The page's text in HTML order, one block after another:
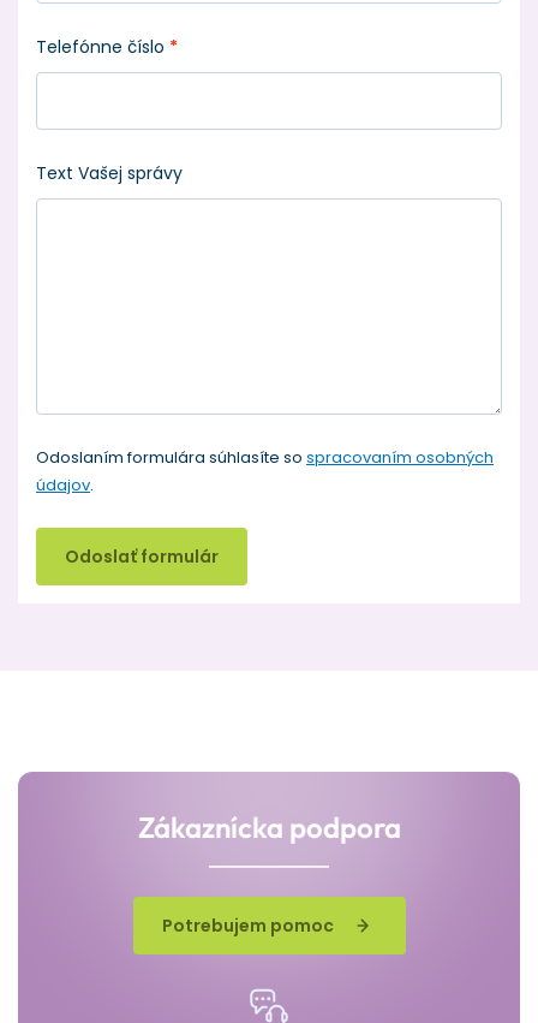
Telefónne číslo *
Text Vašej správy
Odoslaním formulára súhlasíte so spracovaním osobných
údajov.
Odoslať formulár
Zákaznícka podpora
Potrebujem pomoc